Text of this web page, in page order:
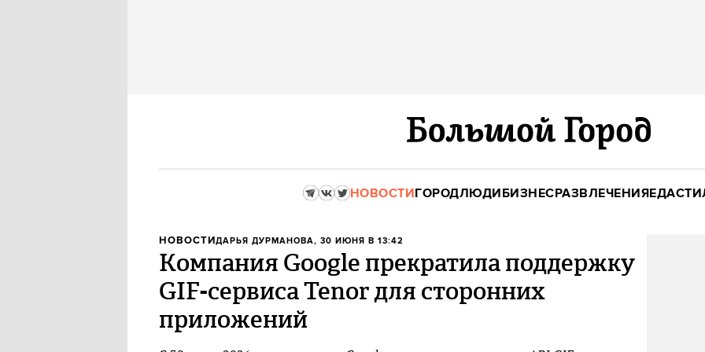
НОВОСТИГОРОДЛЮДИБИЗНЕСРАЗВЛЕЧЕНИЯЕДА
НОВОСТИДАРЬЯ ДУРМАНОВА, 30 ИЮНЯ В 13:42
Компания Google прекратила поддержку
GIF-сервиса Tenor для сторонних
приложений